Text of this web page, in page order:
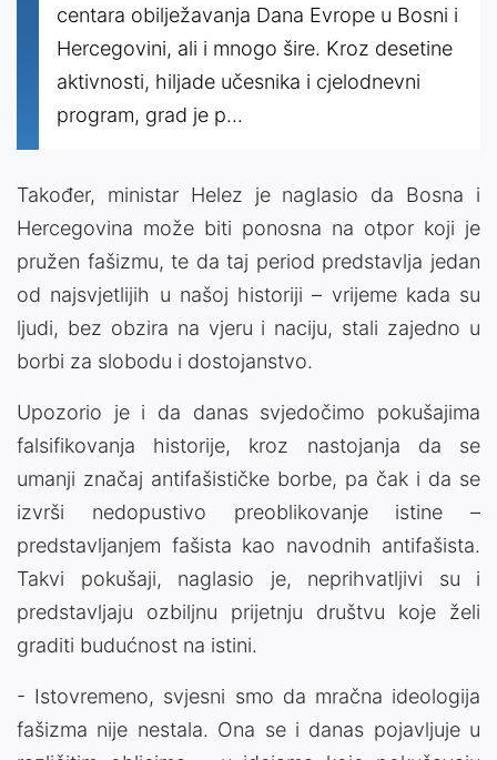
centara obilježavanja Dana Evrope u Bosni i
Hercegovini, ali i mnogo šire. Kroz desetine
aktivnosti, hiljade učesnika i cjelodnevni
program, grad je p...
Također, ministar Helez je naglasio da Bosna i
Hercegovina može biti ponosna na otpor koji je
pružen fašizmu, te da taj period predstavlja jedan
od najsvjetlijih u našoj historiji – vrijeme kada su
ljudi, bez obzira na vjeru i naciju, stali zajedno u
borbi za slobodu i dostojanstvo.
Upozorio je i da danas svjedočimo pokušajima
falsifikovanja historije, kroz nastojanja da se
umanji značaj antifašističke borbe, pa čak i da se
izvrši nedopustivo preoblikovanje istine –
predstavljanjem fašista kao navodnih antifašista.
Takvi pokušaji, naglasio je, neprihvatljivi su i
predstavljaju ozbiljnu prijetnju društvu koje želi
graditi budućnost na istini.
- Istovremeno, svjesni smo da mračna ideologija
fašizma nije nestala. Ona se i danas pojavljuje u